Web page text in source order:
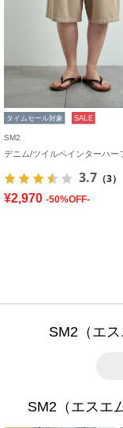
タイムセール対象 SALE
SM2
デニム/ツイルペインターハー
3.7 （3）
¥2,970 -50%OFF-
SM2（エ
SM2（エスエ